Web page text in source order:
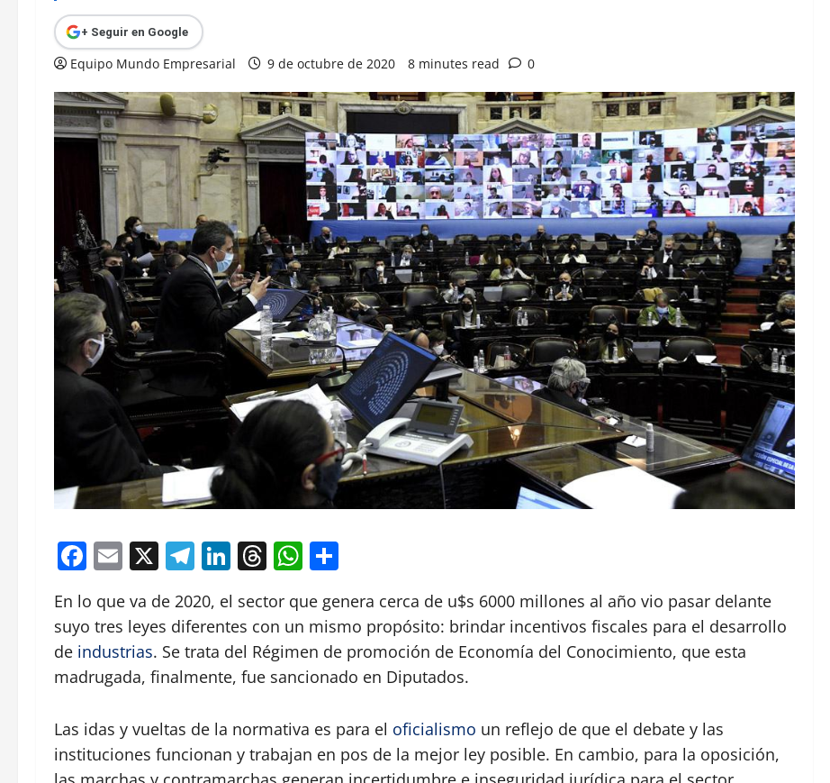
+ Seguir en Google
Equipo Mundo Empresarial 9 de octubre de 2020 8 minutes read 0
Facebook
Email
X Telegram
LinkedIn
Threads
WhatsApp
En lo que va de 2020, el sector que genera cerca de u$s 6000 millones al año vio pasar delante
suyo tres leyes diferentes con un mismo propósito: brindar incentivos fiscales para el desarrollo
de industrias. Se trata del Régimen de promoción de Economía del Conocimiento, que esta
madrugada, finalmente, fue sancionado en Diputados.
Las idas y vueltas de la normativa es para el oficialismo un reflejo de que el debate y las
instituciones funcionan y trabajan en pos de la mejor ley posible. En cambio, para la oposición,